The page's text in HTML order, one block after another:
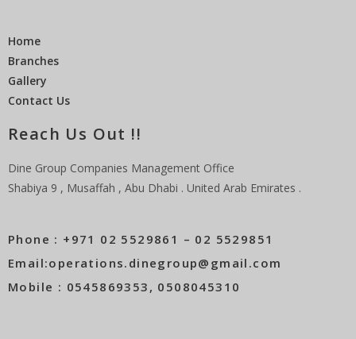
Home
Branches
Gallery
Contact Us
Reach Us Out !!
Dine Group Companies Management Office
Shabiya 9 , Musaffah , Abu Dhabi . United Arab Emirates .
Phone : +971 02 5529861 – 02 5529851
Email:operations.dinegroup@gmail.com
Mobile : 0545869353, 0508045310